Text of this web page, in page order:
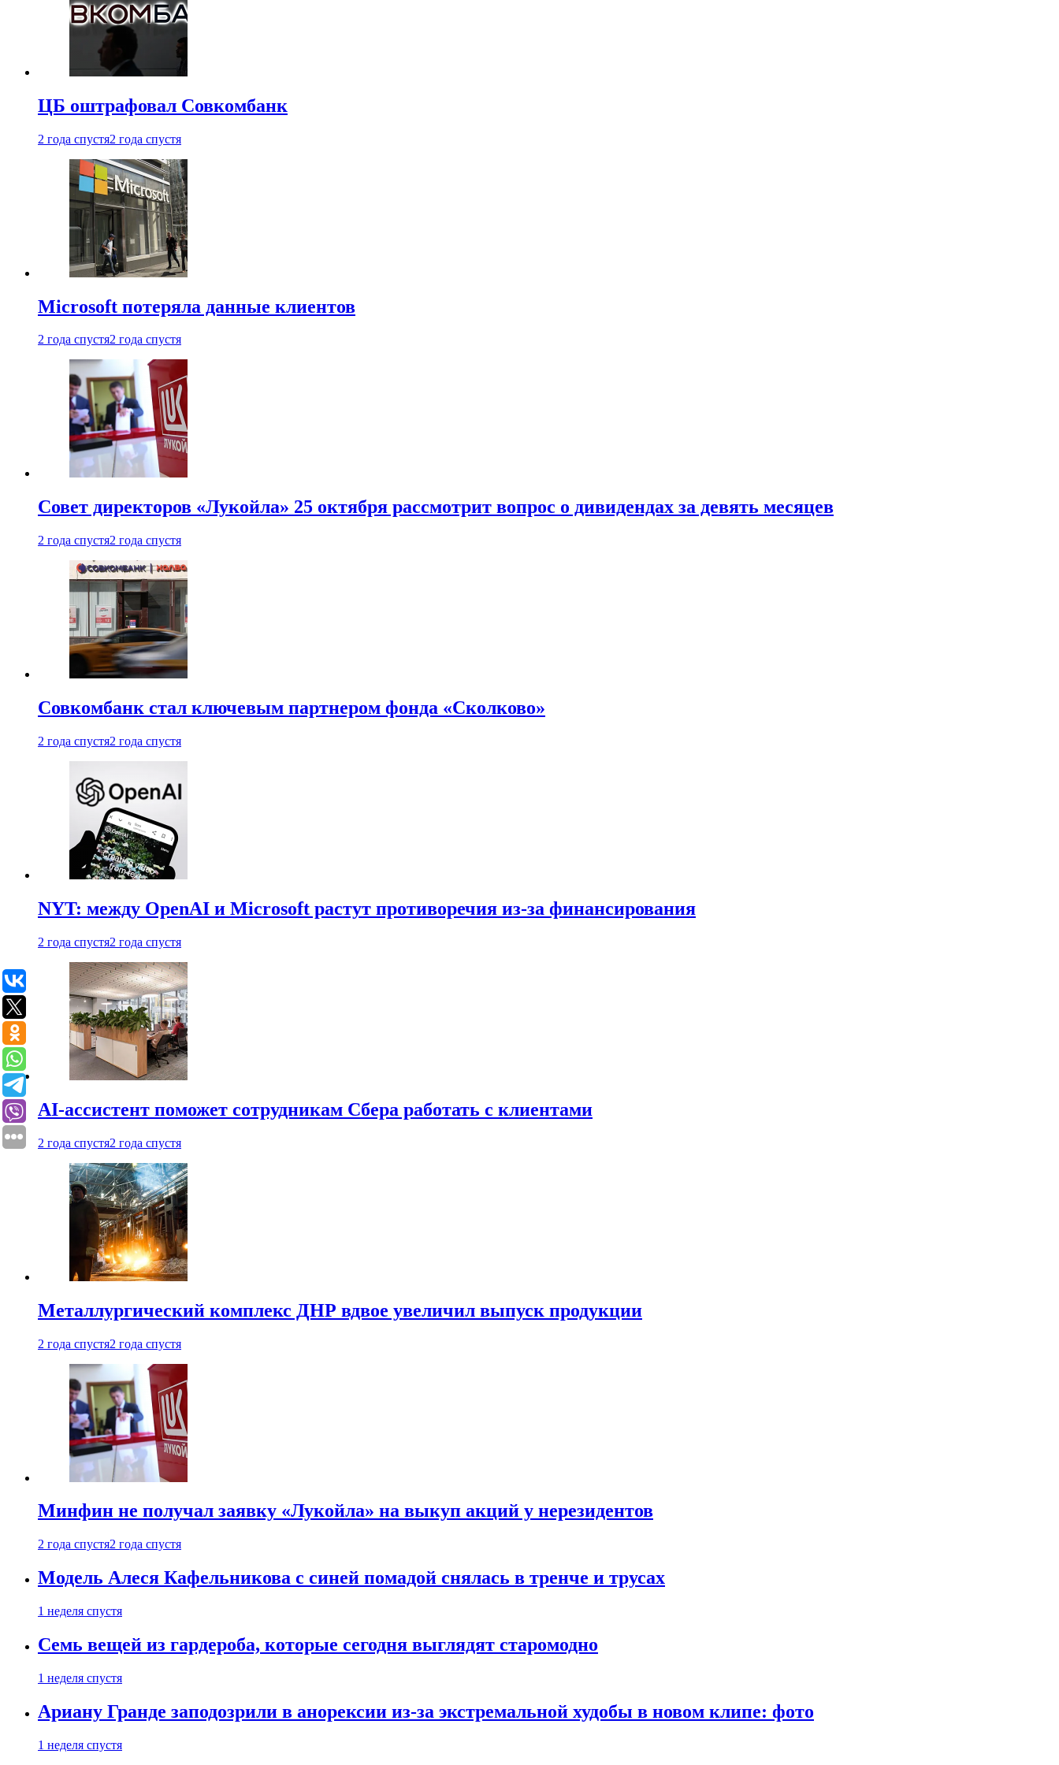
ЦБ оштрафовал Совкомбанк
2 года спустя2 года спустя
Microsoft потеряла данные клиентов
2 года спустя2 года спустя
Совет директоров «Лукойла» 25 октября рассмотрит вопрос о дивидендах за девять месяцев
2 года спустя2 года спустя
Совкомбанк стал ключевым партнером фонда «Сколково»
2 года спустя2 года спустя
NYT: между OpenAI и Microsoft растут противоречия из-за финансирования
2 года спустя2 года спустя
AI-ассистент поможет сотрудникам Сбера работать с клиентами
2 года спустя2 года спустя
Металлургический комплекс ДНР вдвое увеличил выпуск продукции
2 года спустя2 года спустя
Минфин не получал заявку «Лукойла» на выкуп акций у нерезидентов
2 года спустя2 года спустя
Модель Алеся Кафельникова с синей помадой снялась в тренче и трусах
1 неделя спустя
Семь вещей из гардероба, которые сегодня выглядят старомодно
1 неделя спустя
Ариану Гранде заподозрили в анорексии из-за экстремальной худобы в новом клипе: фото
1 неделя спустя